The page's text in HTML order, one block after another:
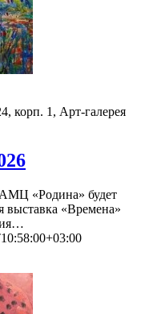
корп. 1, Арт-галерея
«Родина» будет
выставка «Времена»